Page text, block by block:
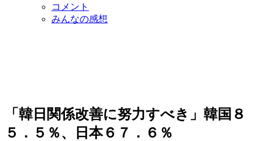
コメント
みんなの感想
「韓日関係改善に努力すべき」韓国８
５．５％、日本６７．６％